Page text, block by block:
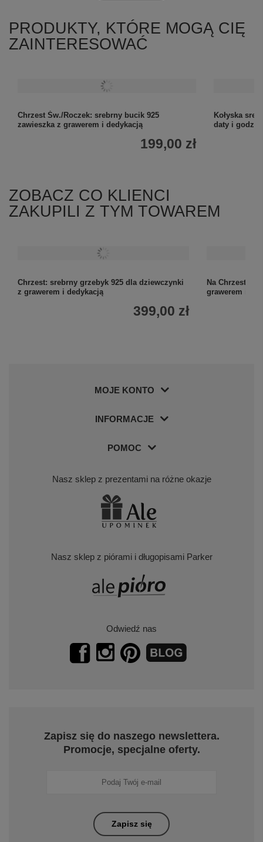
PRODUKTY, KTÓRE MOGĄ CIĘ
ZAINTERESOWAĆ
Chrzest Św./Roczek: srebrny bucik 925
zawieszka z grawerem i dedykacją
199,00 zł
Kołyska
daty i
ZOBACZ CO KLIENCI
ZAKUPILI Z TYM TOWAREM
Chrzest: srebrny grzebyk 925 dla dziewczynki
z grawerem i dedykacją
399,00 zł
Na Chrzest i
grawerem i
MOJE KONTO
INFORMACJE
POMOC
Nasz sklep z prezentami na różne okazje
Nasz sklep z piórami i długopisami Parker
Odwiedź nas
Zapisz się do naszego newslettera.
Promocje, specjalne oferty.
Zapisz się